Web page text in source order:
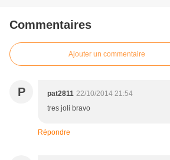
Commentaires
Ajouter un commentaire
P pat2811 22/10/2014 21:54
tres joli bravo
Répondre